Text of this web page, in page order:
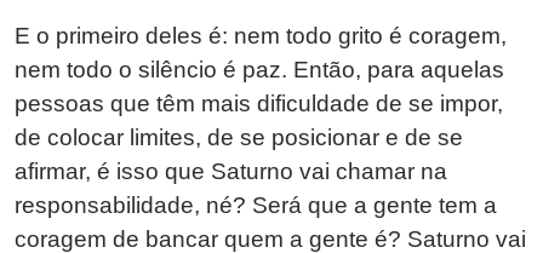
E o primeiro deles é: nem todo grito é coragem,
nem todo o silêncio é paz. Então, para aquelas
pessoas que têm mais dificuldade de se impor,
de colocar limites, de se posicionar e de se
afirmar, é isso que Saturno vai chamar na
responsabilidade, né? Será que a gente tem a
coragem de bancar quem a gente é? Saturno vai